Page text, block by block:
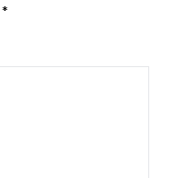
*